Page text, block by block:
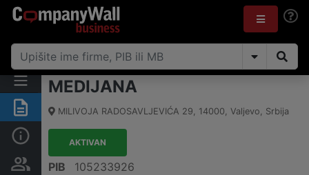
Rezime
Vlasnička struktura
MEDIJANA
MILIVOJA RADOSAVLJEVIĆA 29, 14000, Valjevo, Srbija
AKTIVAN
PIB
105233926